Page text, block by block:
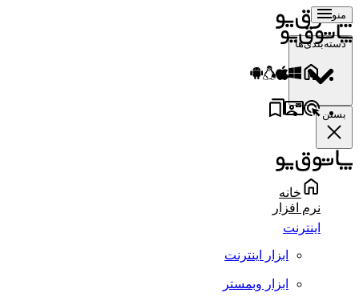
منو
دسته‌بندی‌ها
بستن
خانه
نرم افزار
اینترنت
ابزار اینترنت
ابزار وبمستر